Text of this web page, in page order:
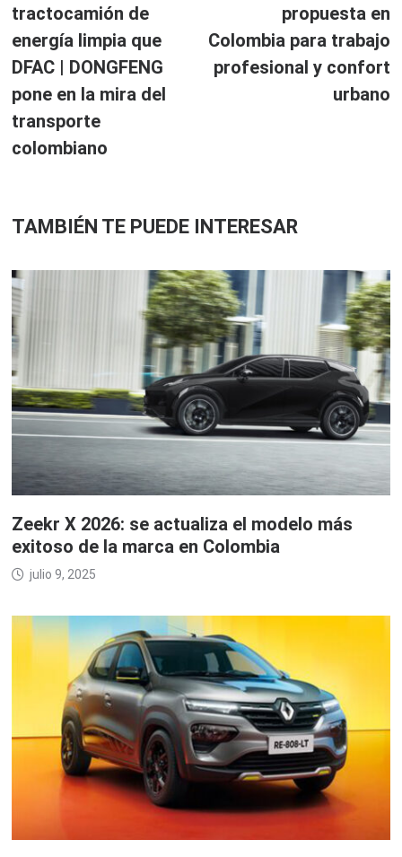
entradas
tractocamión de
energía limpia que
DFAC | DONGFENG
pone en la mira del
transporte
colombiano
propuesta en
Colombia para trabajo
profesional y confort
urbano
TAMBIÉN TE PUEDE INTERESAR
Zeekr X 2026: se actualiza el modelo más
exitoso de la marca en Colombia
julio 9, 2025